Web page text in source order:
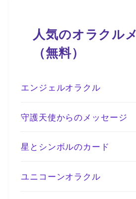
人気のオラクル
（無料）
エンジェルオラクル
守護天使からのメッセージ
星とシンボルのカード
ユニコーンオラクル